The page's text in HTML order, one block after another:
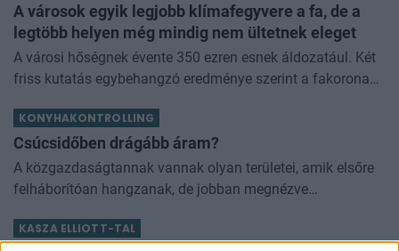
A városok egyik legjobb klímafegyvere a fa, de a
legtöbb helyen még mindig nem ültetnek eleget
A városi hőségnek évente 350 ezren esnek áldozatául. Két
friss kutatás egybehangzó eredménye szerint a fakorona
KONYHAKONTROLLING
Csúcsidőben drágább áram?
A közgazdaságtannak vannak olyan területei, amik elsőre
felháborítóan hangzanak, de jobban megnézve
némi kellemetlenséggel is járnak. Az
KASZA ELLIOTT-TAL